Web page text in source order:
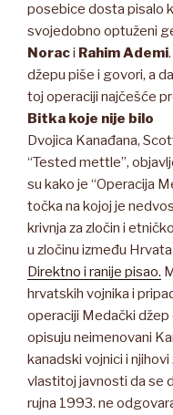
posebice dosta pisalo
svojedobno optuženi
Noraci Rahim Ademi
džepu piše i govori, a
toj operaciji najčešće
Bitka koje nije bilo
Dvojica Kanađana,
“Tested mettle”,
su kako je “Operacija
točka na kojoj je
krivnja za zločin i
u zločinu između Hrvata
Direktno i ranije pisao.
hrvatskih vojnika i
operaciji Medački džep
opisuju neimenovani
kanadski vojnici i
vlastitoj javnosti da se
rujna 1993. ne